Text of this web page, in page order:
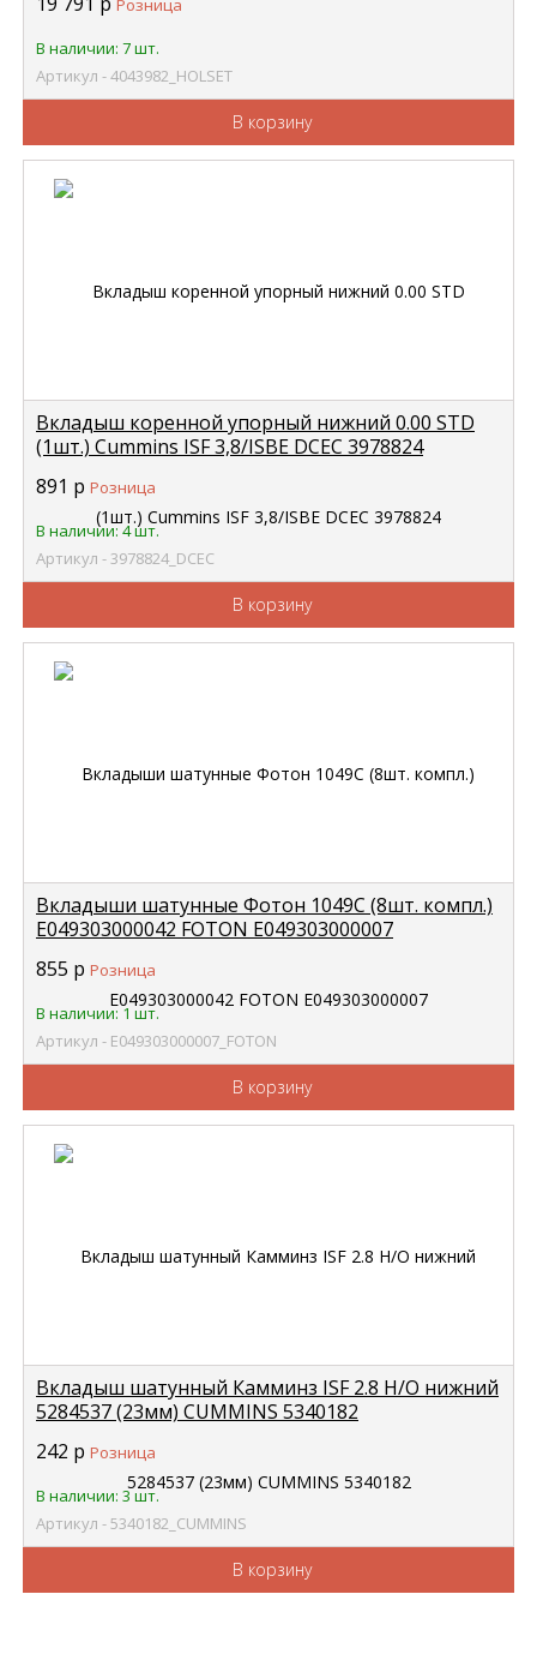
Розница
В наличии: 7 шт.
Артикул - 4043982_HOLSET
В корзину
Вкладыш коренной упорный нижний 0.00 STD
(1шт.) Cummins ISF 3,8/ISBE DCEC 3978824
891 р Розница
В наличии: 4 шт.
Артикул - 3978824_DCEC
В корзину
Вкладыши шатунные Фотон 1049С (8шт. компл.)
E049303000042 FOTON E049303000007
855 р Розница
В наличии: 1 шт.
Артикул - E049303000007_FOTON
В корзину
Вкладыш шатунный Камминз ISF 2.8 Н/О нижний
5284537 (23мм) CUMMINS 5340182
242 р Розница
В наличии: 3 шт.
Артикул - 5340182_CUMMINS
В корзину